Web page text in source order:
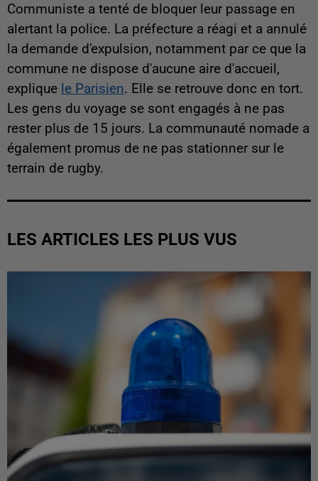
Communiste a tenté de bloquer leur passage en
alertant la police. La préfecture a réagi et a annulé
la demande d'expulsion, notamment par ce que la
commune ne dispose d'aucune aire d'accueil,
explique le Parisien. Elle se retrouve donc en tort.
Les gens du voyage se sont engagés à ne pas
rester plus de 15 jours. La communauté nomade a
également promus de ne pas stationner sur le
terrain de rugby.
LES ARTICLES LES PLUS VUS